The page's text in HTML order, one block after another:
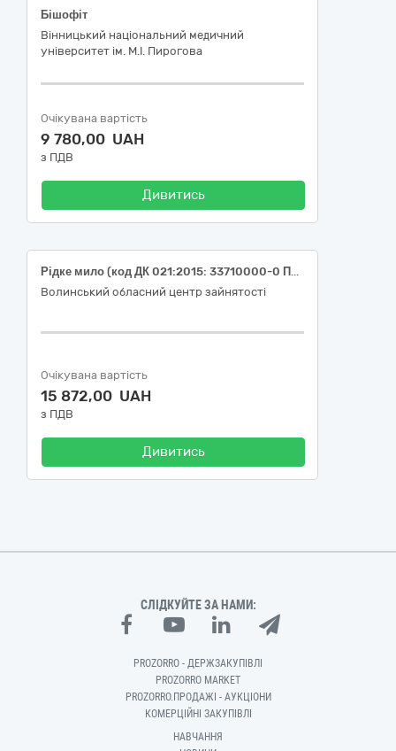
Бішофіт
Вінницький національний медичний
університет ім. М.І. Пирогова
Очікувана вартість
9 780,00 UAH
з ПДВ
Дивитись
Рідке мило (код ДК 021:2015: 33710000-0 Парфуми, засоби гігієни та презервативи)
Волинський обласний центр зайнятості
Очікувана вартість
15 872,00 UAH
з ПДВ
Дивитись
СЛІДКУЙТЕ ЗА НАМИ:
PROZORRO - ДЕРЖЗАКУПІВЛІ
PROZORRO MARKET
PROZORRO.ПРОДАЖІ - АУКЦІОНИ
КОМЕРЦІЙНІ ЗАКУПІВЛІ
НАВЧАННЯ